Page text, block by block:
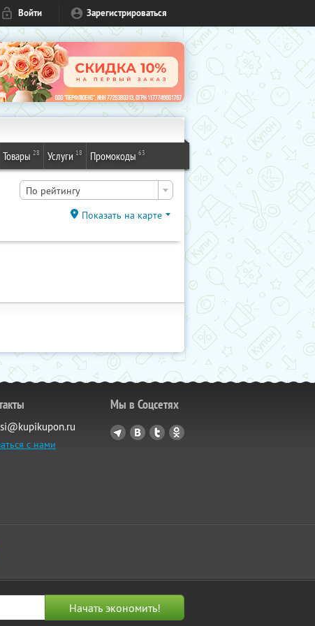
Войти Зарегистрироваться
Товары 28 Услуги 18 Промокоды 63
По рейтингу
Показать на карте
с нами
Мы в Соцсетях